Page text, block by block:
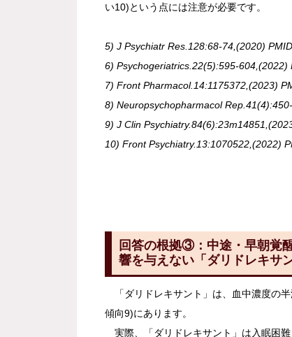
い10)という点には注意が必要です。
5) J Psychiatr Res.128:68-74,(2020)
6) Psychogeriatrics.22(5):595-604,(2022)
7) Front Pharmacol.14:1175372,(2023)
8) Neuropsychopharmacol
9) J Clin
10) Front Psychiatry.13:1070522,(2022)
回答の根拠③：中途・早朝覚
響を与えない「ダリドレキサン
「ダリドレキサント」は、血中濃度の
傾向9)にあります。
実際、「ダリドレキサント」は入眠困難